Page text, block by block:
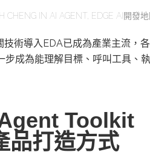
CHENG IN AI AGENT EDGE AI開發
術導入EDA已成為產業主流，
步成為能理解目標、呼叫工具、
Toolkit
品打造方式